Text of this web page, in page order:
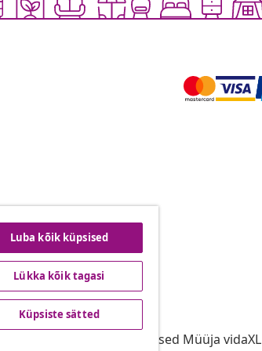
vidaXL
vidaXList
Kasutustingimused Müüja vidaXL
Luba kõik küpsised
Lükka kõik tagasi
Küpsiste sätted